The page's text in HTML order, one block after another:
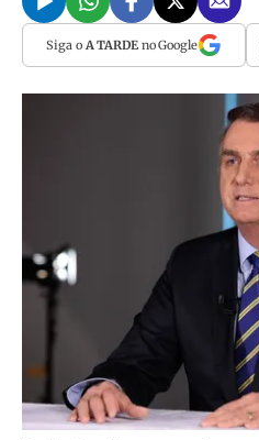
Siga o A TARDEno Google